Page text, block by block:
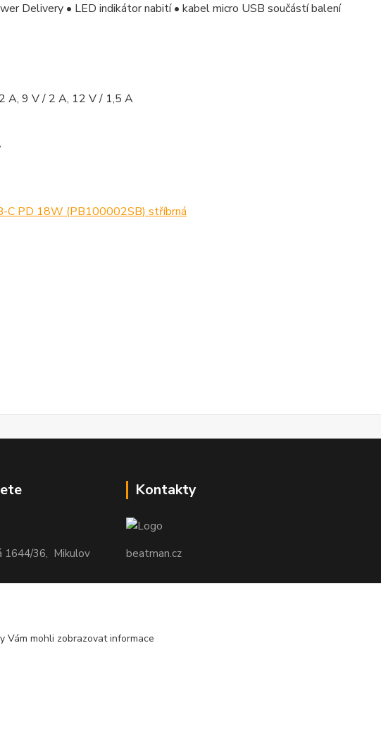
Delivery • LED indikátor nabití • kabel micro USB součástí balení
A, 9 V / 2 A, 12 V / 1,5 A
C PD 18W (PB100002SB) stříbrná
1644/36, Mikulov
Kontakty
beatman.cz
Vám mohli zobrazovat informace